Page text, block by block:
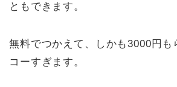
ともできます。
無料でつかえて、しかも3000円も
コーすぎます。